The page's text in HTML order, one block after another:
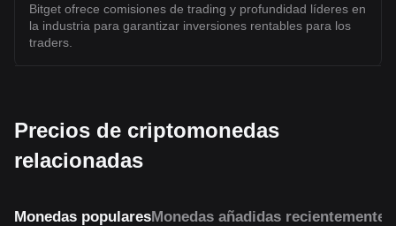
Bitget ofrece comisiones de trading y profundidad líderes en
la industria para garantizar inversiones rentables para los
traders.
Precios de criptomonedas
relacionadas
Monedas popularesMonedas añadidas recientemente